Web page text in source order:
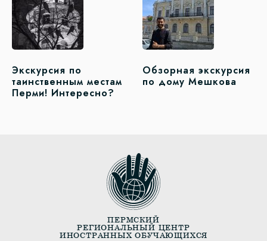
Экскурсия по
таинственным местам
Перми! Интересно?
Обзорная экскурсия
по дому Мешкова
ПЕРМСКИЙ
РЕГИОНАЛЬНЫЙ ЦЕНТР
ИНОСТРАННЫХ ОБУЧАЮЩИХСЯ